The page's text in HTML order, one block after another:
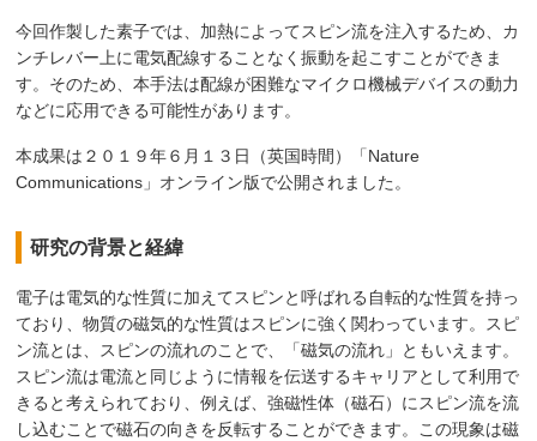
今回作製した素子では、加熱によってスピン流を注入するため、カ
ンチレバー上に電気配線することなく振動を起こすことができま
す。そのため、本手法は配線が困難なマイクロ機械デバイスの動力
などに応用できる可能性があります。
本成果は２０１９年６月１３日（英国時間）「Nature
Communications」オンライン版で公開されました。
研究の背景と経緯
電子は電気的な性質に加えてスピンと呼ばれる自転的な性質を持っ
ており、物質の磁気的な性質はスピンに強く関わっています。スピ
ン流とは、スピンの流れのことで、「磁気の流れ」ともいえます。
スピン流は電流と同じように情報を伝送するキャリアとして利用で
きると考えられており、例えば、強磁性体（磁石）にスピン流を流
し込むことで磁石の向きを反転することができます。この現象は磁